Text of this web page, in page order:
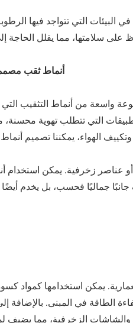
التي تتواجد فيها الرطوبة
على سلامتها، مما يقلل الحاجة
أنماط ثقب
واسعة من أنماط التثقيب التي
التي تتطلب تهوية محسنة،
وتكييف الهواء، يمكننا تصميم
عناصر زخرفية. يمكن استخدام
جماليًا فحسب، بل يخدم
يمكن استخدامها كمواد
الطاقة في المبنى. بالإضافة
والشاشات الزخرفية، مما